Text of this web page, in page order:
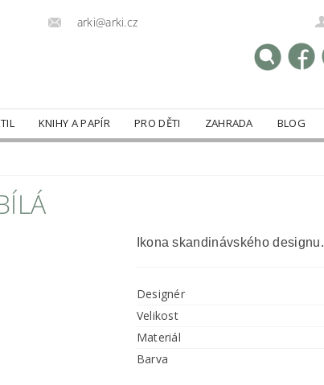
arki@arki.cz
KNIHY A PAPÍR PRO DĚTI ZAHRADA BLOG
Ikona skandinávského designu.
Designér
Velikost
Materiál
Barva